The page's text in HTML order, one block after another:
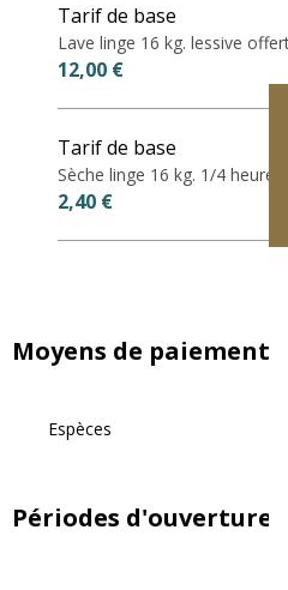
Tarif de base
Lave linge 16 kg. lessive
12,00 €
Tarif de base
Sèche linge 16 kg. 1/4 heure.
2,40 €
Moyens de paiement
Espèces
Périodes d'ouverture